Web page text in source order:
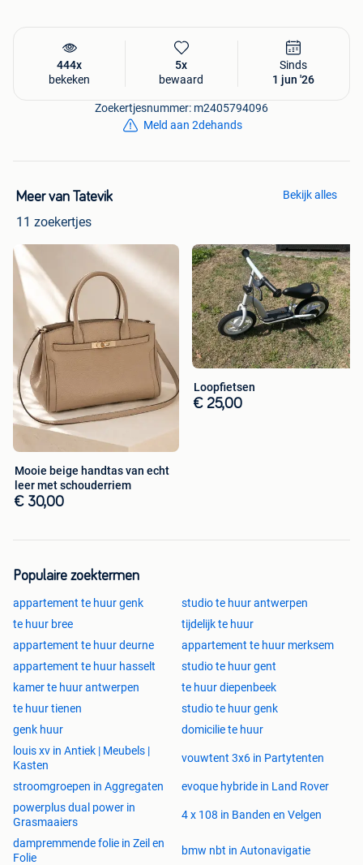
444x
bekeken
5x
bewaard
Sinds
1 jun '26
Zoekertjesnummer: m2405794096
Meld aan 2dehands
Meer van Tatevik
11 zoekertjes
Bekijk alles
Mooie beige handtas van echt
leer met schouderriem
€ 30,00
Loopfietsen
€ 25,00
Populaire zoektermen
appartement te huur genk
studio te huur antwerpen
te huur bree
tijdelijk te huur
appartement te huur deurne
appartement te huur merksem
appartement te huur hasselt
studio te huur gent
kamer te huur antwerpen
te huur diepenbeek
te huur tienen
studio te huur genk
genk huur
domicilie te huur
louis xv in Antiek | Meubels |
Kasten
vouwtent 3x6 in Partytenten
stroomgroepen in Aggregaten
evoque hybride in Land Rover
powerplus dual power in
Grasmaaiers
4 x 108 in Banden en Velgen
dampremmende folie in Zeil en
Folie
bmw nbt in Autonavigatie